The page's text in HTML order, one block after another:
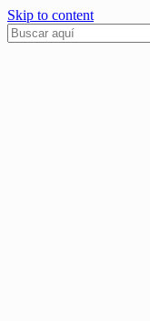
Skip to content